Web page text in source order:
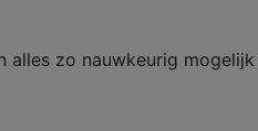
alles zo nauwkeurig